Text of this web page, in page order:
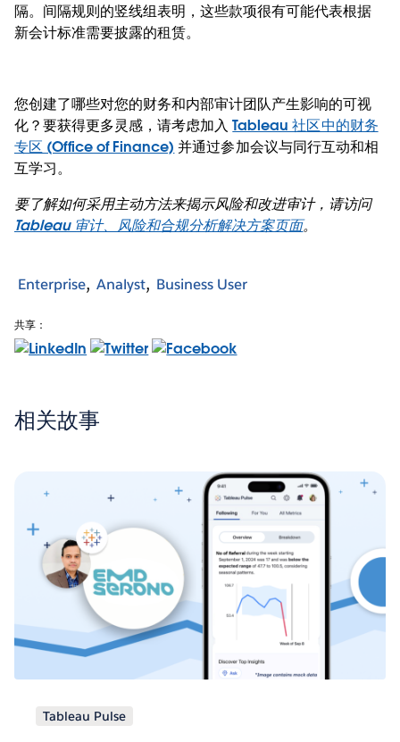
隔。间隔规则的竖线组表明，这些款项很有可能代表根据
新会计标准需要披露的租赁。
您创建了哪些对您的财务和内部审计团队产生影响的可视
化？要获得更多灵感，请考虑加入Tableau 社区中的财务
专区 (Office of Finance) 并通过参加会议与同行互动和相
互学习。
要了解如何采用主动方法来揭示风险和改进审计，请访问
Tableau 审计、风险和合规分析解决方案页面。
Enterprise Analyst Business User
共享：
相关故事
Tableau Pulse